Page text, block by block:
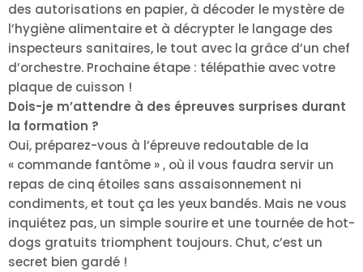
des autorisations en papier, à décoder le mystère de
l’hygiène alimentaire et à décrypter le langage des
inspecteurs sanitaires, le tout avec la grâce d’un chef
d’orchestre. Prochaine étape : télépathie avec votre
plaque de cuisson !
Dois-je m’attendre à des épreuves surprises durant
la formation ?
Oui, préparez-vous à l’épreuve redoutable de la
« commande fantôme » , où il vous faudra servir un
repas de cinq étoiles sans assaisonnement ni
condiments, et tout ça les yeux bandés. Mais ne vous
inquiétez pas, un simple sourire et une tournée de hot-
dogs gratuits triomphent toujours. Chut, c’est un
secret bien gardé !